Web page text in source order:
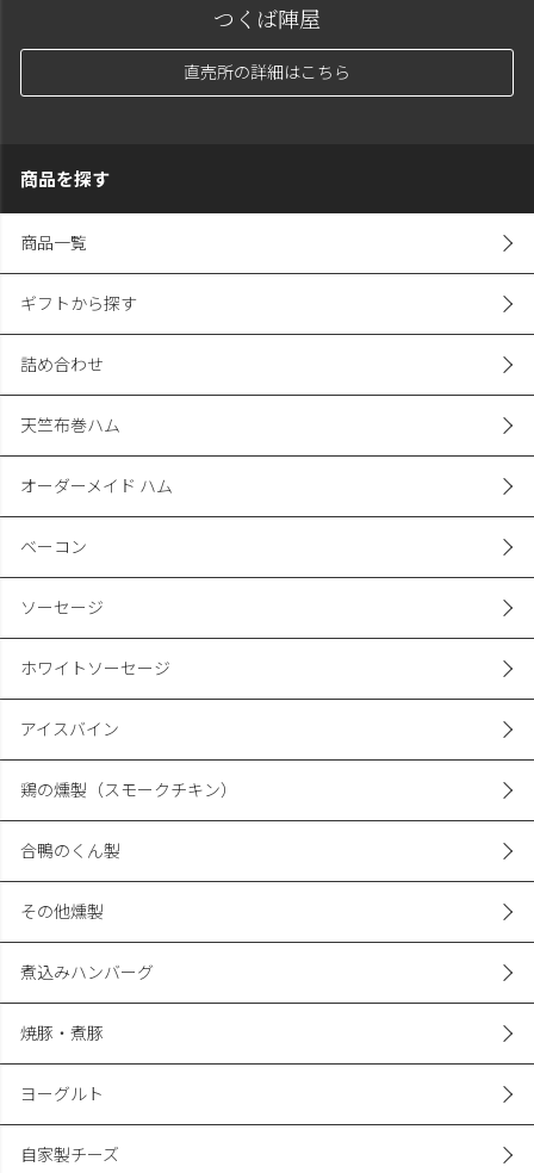
つくば陣屋
直売所の詳細はこちら
商品を探す
商品一覧
ギフトから探す
詰め合わせ
天竺布巻ハム
オーダーメイド ハム
ベーコン
ソーセージ
ホワイトソーセージ
アイスバイン
鶏の燻製（スモークチキン）
合鴨のくん製
その他燻製
煮込みハンバーグ
焼豚・煮豚
ヨーグルト
自家製チーズ